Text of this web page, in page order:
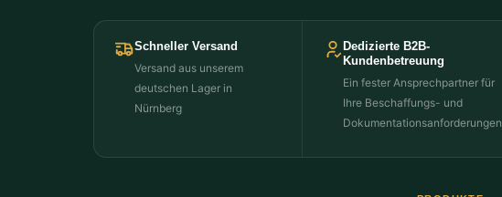
Schneller Versand
Versand aus unserem
deutschen Lager in
Nürnberg
Dedizierte B2B-
Kundenbetreuung
Ein fester Ansprechpartner für
Ihre Beschaffungs- und
Dokumentationsanforderungen